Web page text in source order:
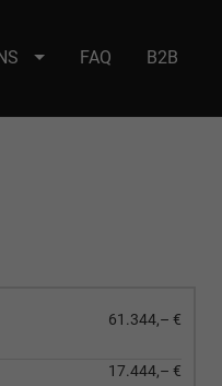
or value: selector2-aee-
FAQ B2B
61.344,– €
17.444,– €